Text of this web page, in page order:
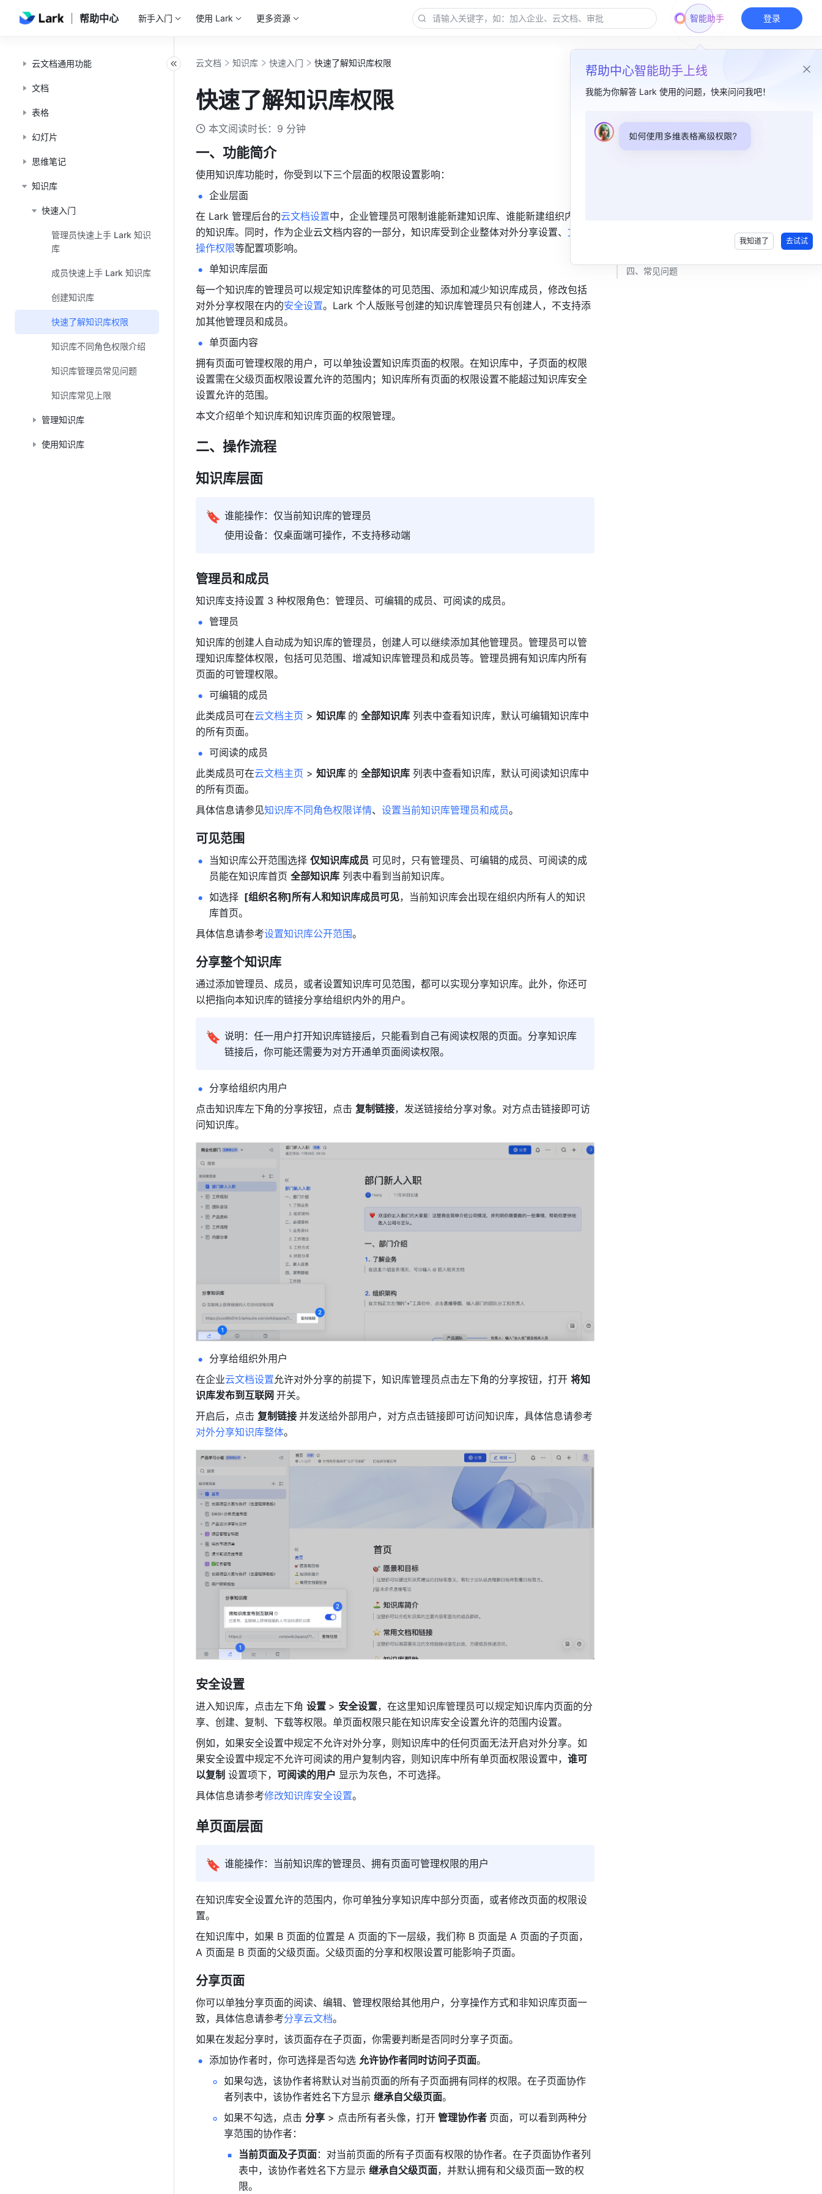
帮助中心 新手入门 使用 Lark 更多资源 智能助手
帮助中心智能助手上线
我能为你解答 Lark 使用的问题，快来问问我吧！
我知道了 去试试
登录
云文档通用功能
文档
表格
幻灯片
思维笔记
知识库
快速入门
管理员快速上手 Lark 知识
库
成员快速上手 Lark 知识库
创建知识库
快速了解知识库权限
知识库不同角色权限介绍
知识库管理员常见问题
知识库常见上限
管理知识库
使用知识库
云文档 知识库 快速入门 快速了解知识库权限
快速了解知识库权限
本文阅读时长：9 分钟
一、功能简介
使用知识库功能时，你受到以下三个层面的权限设置影响：
企业层面
在 Lark 管理后台的云文档设置中，企业管理员可限制谁能新建知识库、谁能新建组织内公开
的知识库。同时，作为企业云文档内容的一部分，知识库受到企业整体对外分享设置、 文件
操作权限等配置项影响。
单知识库层面
每一个知识库的管理员可以规定知识库整体的可见范围、添加和减少知识库成员，修改包括
对外分享权限在内的安全设置。Lark 个人版账号创建的知识库管理员只有创建人，不支持添
加其他管理员和成员。
单页面内容
拥有页面可管理权限的用户，可以单独设置知识库页面的权限。在知识库中，子页面的权限
设置需在父级页面权限设置允许的范围内；知识库所有页面的权限设置不能超过知识库安全
设置允许的范围。
本文介绍单个知识库和知识库页面的权限管理。
二、操作流程
知识库层面
🔖 谁能操作：仅当前知识库的管理员
使用设备：仅桌面端可操作，不支持移动端
管理员和成员
知识库支持设置 3 种权限角色：管理员、可编辑的成员、可阅读的成员。
管理员
知识库的创建人自动成为知识库的管理员，创建人可以继续添加其他管理员。管理员可以管
理知识库整体权限，包括可见范围、增减知识库管理员和成员等。管理员拥有知识库内所有
页面的可管理权限。
可编辑的成员
此类成员可在云文档主页 > 知识库 的 全部知识库 列表中查看知识库，默认可编辑知识库中
的所有页面。
可阅读的成员
此类成员可在云文档主页 > 知识库 的 全部知识库 列表中查看知识库，默认可阅读知识库中
的所有页面。
具体信息请参见知识库不同角色权限详情、 设置当前知识库管理员和成员。
可见范围
当知识库公开范围选择 仅知识库成员 可见时，只有管理员、可编辑的成员、可阅读的成
员能在知识库首页 全部知识库 列表中看到当前知识库。
如选择 [组织名称]所有人和知识库成员可见，当前知识库会出现在组织内所有人的知识
库首页。
具体信息请参考设置知识库公开范围。
分享整个知识库
通过添加管理员、成员，或者设置知识库可见范围，都可以实现分享知识库。此外，你还可
以把指向本知识库的链接分享给组织内外的用户。
🔖 说明：任一用户打开知识库链接后，只能看到自己有阅读权限的页面。分享知识库
链接后，你可能还需要为对方开通单页面阅读权限。
分享给组织内用户
点击知识库左下角的分享按钮，点击 复制链接，发送链接给分享对象。对方点击链接即可访
问知识库。
分享给组织外用户
在企业云文档设置允许对外分享的前提下，知识库管理员点击左下角的分享按钮，打开 将知
识库发布到互联网 开关。
开启后，点击 复制链接
对外分享知识库整体。
安全设置
进入知识库，点击左下角 设置 > 安全设置，在这里知识库管理员可以规定知识库内页面的分
享、创建、复制、下载等权限。单页面权限只能在知识库安全设置允许的范围内设置。
例如，如果安全设置中规定不允许对外分享，则知识库中的任何页面无法开启对外分享。如
果安全设置中规定不允许可阅读的用户复制内容，则知识库中所有单页面权限设置中， 谁可
以复制 设置项下， 可阅读的用户 显示为灰色，不可选择。
具体信息请参考修改知识库安全设置。
单页面层面
🔖 谁能操作：当前知识库的管理员、拥有页面可管理权限的用户
在知识库安全设置允许的范围内，你可单独分享知识库中部分页面，或者修改页面的权限设
置。
在知识库中，如果 B 页面的位置是 A 页面的下一层级，我们称 B 页面是 A 页面的子页面，
A 页面是 B 页面的父级页面。父级页面的分享和权限设置可能影响子页面。
分享页面
你可以单独分享页面的阅读、编辑、管理权限给其他用户，分享操作方式和非知识库页面一
致，具体信息请参考分享云文档。
如果在发起分享时，该页面存在子页面，你需要判断是否同时分享子页面。
添加协作者时，你可选择是否勾选 允许协作者同时访问子页面。
如果勾选，该协作者将默认对当前页面的所有子页面拥有同样的权限。在子页面协作
者列表中，该协作者姓名下方显示 继承自父级页面。
如果不勾选，点击 分享 > 点击所有者头像，打开 管理协作者 页面，可以看到两种分
享范围的协作者：
当前页面及子页面：对当前页面的所有子页面有权限的协作者。在子页面协作者列
表中，该协作者姓名下方显示 继承自父级页面，并默认拥有和父级页面一致的权
限。
本篇目录
四、常见问题​